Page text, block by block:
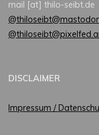
mail [at] thilo-seibt.de
DISCLAIMER
Impressum /